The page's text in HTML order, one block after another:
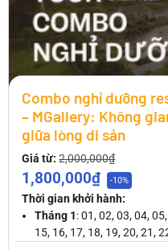
Combo nghỉ dưỡng
– MGallery: Không
giữa lòng di sản
Giá từ:2,000,000₫
1,800,000₫ -10%
Thời gian khởi hành:
Tháng 1: 01, 02, 03, 04,
15, 16, 17, 18, 19, 20, 21,